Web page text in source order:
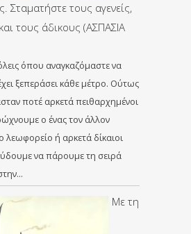
Σταματήστε τους αγενείς,
τους άδικους (ΑΣΠΑΣΙΑ
όπου αναγκαζόμαστε να
ξεπεράσει κάθε μέτρο. Ούτως
ποτέ αρκετά πειθαρχημένοι
ο ένας τον άλλον
λεωφορείο ή αρκετά δίκαιοι
να πάρουμε τη σειρά
Με τη